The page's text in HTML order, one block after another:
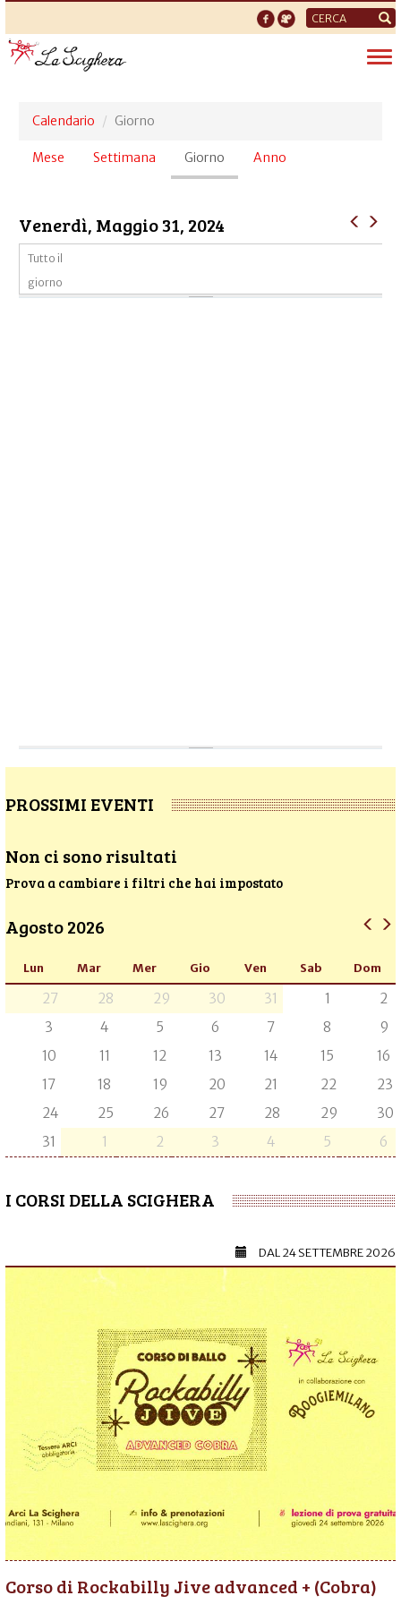
Form
di
ricerca
Calendario Giorno
Schede
Mese Settimana Giorno (scheda
attiva)
Anno
Venerdì, Maggio 31, 2024
Tutto il
giorno
PROSSIMI EVENTI
Non ci sono risultati
Prova a cambiare i filtri che hai impostato
Agosto 2026
Lun Mar Mer Gio Ven Sab Dom
27 28 29 30 31 1
2
3
4 5 6 7 8
9
10
11 12 13 14 15
16
17
18 19 20 21 22
23
24
25 26 27 28 29
30
31
1 2 3 4 5 6
I CORSI DELLA SCIGHERA
DAL24 SETTEMBRE 2026
Corso di Rockabilly Jive advanced + (Cobra)